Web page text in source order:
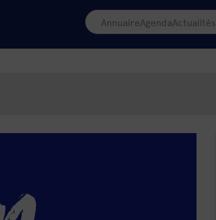
AnnuaireAgendaActualités